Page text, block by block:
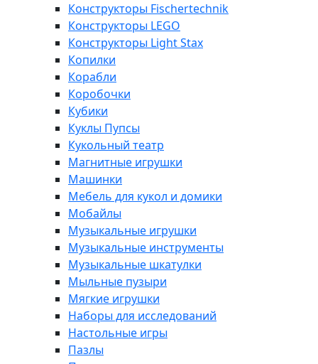
Конструкторы Fisсhertechnik
Конструкторы LEGO
Конструкторы Light Stax
Копилки
Корабли
Коробочки
Кубики
Куклы Пупсы
Кукольный театр
Магнитные игрушки
Машинки
Мебель для кукол и домики
Мобайлы
Музыкальные игрушки
Музыкальные инструменты
Музыкальные шкатулки
Мыльные пузыри
Мягкие игрушки
Наборы для исследований
Настольные игры
Пазлы